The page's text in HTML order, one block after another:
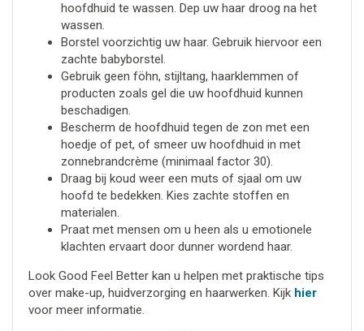
hoofdhuid te wassen. Dep uw haar droog na het
wassen.
Borstel voorzichtig uw haar. Gebruik hiervoor een
zachte babyborstel.
Gebruik geen föhn, stijltang, haarklemmen of
producten zoals gel die uw hoofdhuid kunnen
beschadigen.
Bescherm de hoofdhuid tegen de zon met een
hoedje of pet, of smeer uw hoofdhuid in met
zonnebrandcrème (minimaal factor 30).
Draag bij koud weer een muts of sjaal om uw
hoofd te bedekken. Kies zachte stoffen en
materialen.
Praat met mensen om u heen als u emotionele
klachten ervaart door dunner wordend haar.
Look Good Feel Better kan u helpen met praktische tips
over make-up, huidverzorging en haarwerken. Kijk hier
voor meer informatie.